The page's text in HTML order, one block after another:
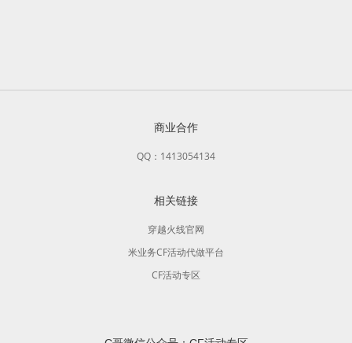
商业合作
QQ：1413054134
相关链接
穿越火线官网
米业务CF活动代做平台
CF活动专区